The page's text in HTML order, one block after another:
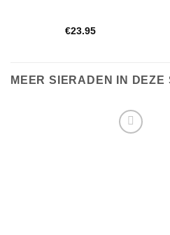
€23.95
MEER SIERADEN IN DEZE
Toevoegen